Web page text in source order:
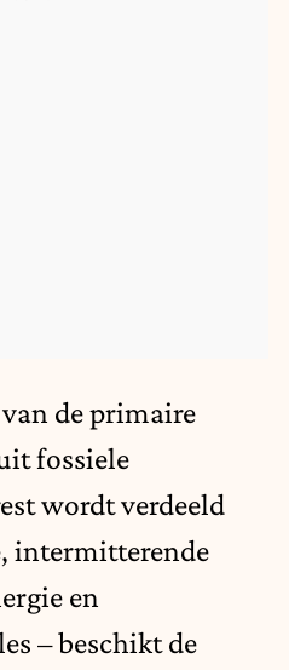
de primaire
fossiele
wordt verdeeld
intermitterende
en
– beschikt de